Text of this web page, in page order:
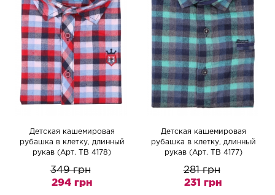
Детская кашемировая
рубашка в клетку, длинный
рукав (Арт. TB 4178)
349 грн
294 грн
Детская кашемировая
рубашка в клетку, длинный
рукав (Арт. TB 4177)
281 грн
231 грн